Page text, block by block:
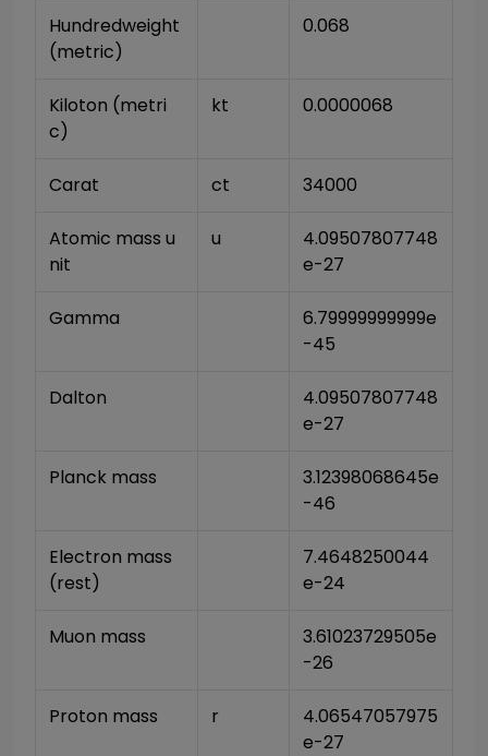
Hundredweight
(metric)
0.068
Kiloton (metri
c)
kt 0.0000068
Carat ct 34000
Atomic mass u
nit
u
4.09507807748
e-27
Gamma
6.79999999999e
-45
Dalton
4.09507807748
e-27
Planck mass
3.12398068645e
-46
Electron mass
(rest)
7.4648250044
e-24
Muon mass
3.61023729505e
-26
Proton mass r
4.06547057975
e-27